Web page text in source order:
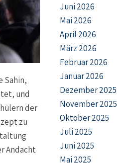
Sahin,
und
der
zu
Andacht
Juni 2026
Mai 2026
April 2026
März 2026
Februar 2026
Januar 2026
Dezember 2025
November 2025
Oktober 2025
Juli 2025
Juni 2025
Mai 2025